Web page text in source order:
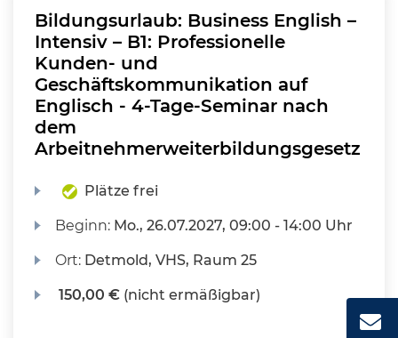
Bildungsurlaub: Business English –
Intensiv – B1: Professionelle
Kunden- und
Geschäftskommunikation auf
Englisch - 4-Tage-Seminar nach
dem
Arbeitnehmerweiterbildungsgesetz
Plätze frei
Beginn: Mo., 26.07.2027, 09:00 - 14:00 Uhr
Ort: Detmold, VHS, Raum 25
150,00 € (nicht ermäßigbar)